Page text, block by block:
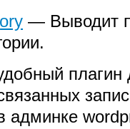
— Выводит
плагин
админке